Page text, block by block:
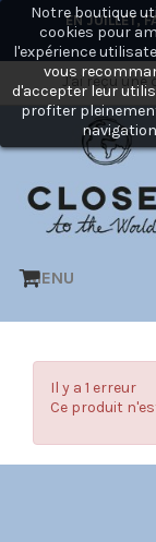
EN JUILLET,
J'ai reçu une
MENU
Notre boutique
cookies pour
l'expérience
vous
d'accepter leur
profiter
Il y a 1 erreur
Ce produit